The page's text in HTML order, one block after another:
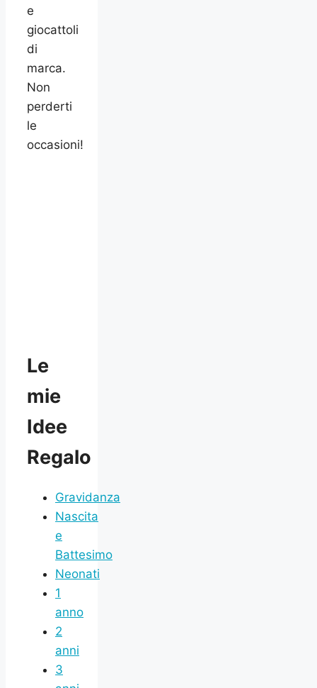
e
giocattoli
di
marca.
Non
perderti
le
occasioni!
Le
mie
Idee
Regalo
Gravidanza
Nascita
e
Battesimo
Neonati
1
anno
2
anni
3